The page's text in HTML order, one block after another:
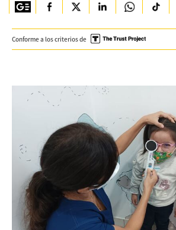
Conforme a los criterios de